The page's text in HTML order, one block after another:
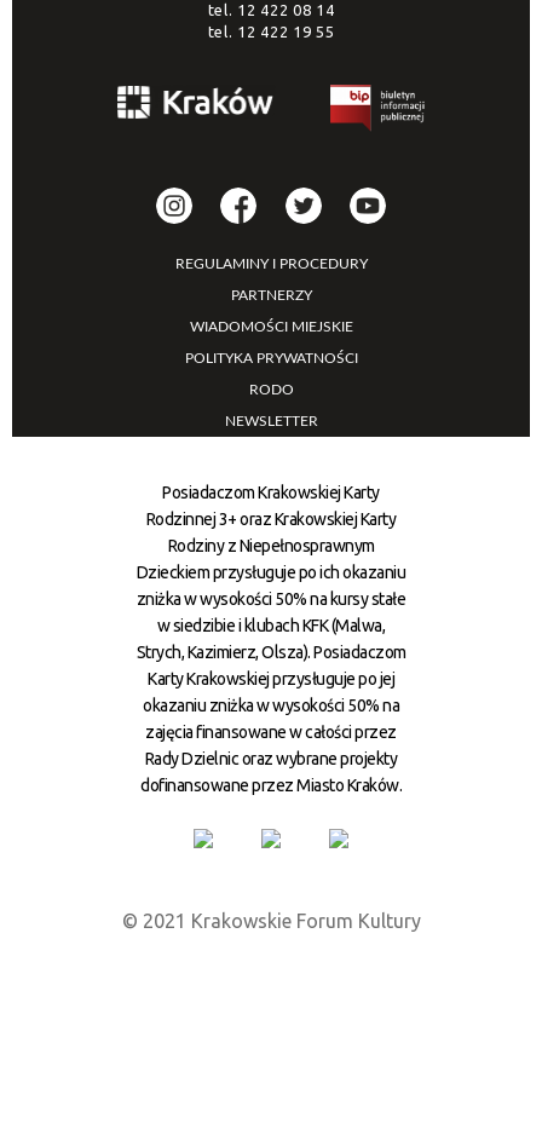
tel. 12 422 08 14
tel. 12 422 19 55
REGULAMINY I PROCEDURY
PARTNERZY
WIADOMOŚCI MIEJSKIE
POLITYKA PRYWATNOŚCI
RODO
NEWSLETTER
Posiadaczom Krakowskiej Karty
Rodzinnej 3+ oraz Krakowskiej Karty
Rodziny z Niepełnosprawnym
Dzieckiem przysługuje po ich okazaniu
zniżka w wysokości 50% na kursy stałe
w siedzibie i klubach KFK (Malwa,
Strych, Kazimierz, Olsza). Posiadaczom
Karty Krakowskiej przysługuje po jej
okazaniu zniżka w wysokości 50% na
zajęcia finansowane w całości przez
Rady Dzielnic oraz wybrane projekty
dofinansowane przez Miasto Kraków.
© 2021 Krakowskie Forum Kultury